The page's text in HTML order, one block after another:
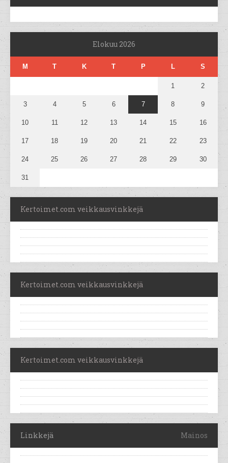
Elokuu 2026
M T K T P L S
1 2
3 4 5 6 7 8 9
10 11 12 13 14 15 16
17 18 19 20 21 22 23
24 25 26 27 28 29 30
31
Kertoimet.com veikkausvinkkejä
Kertoimet.com veikkausvinkkejä
Kertoimet.com veikkausvinkkejä
Linkkejä Mainos